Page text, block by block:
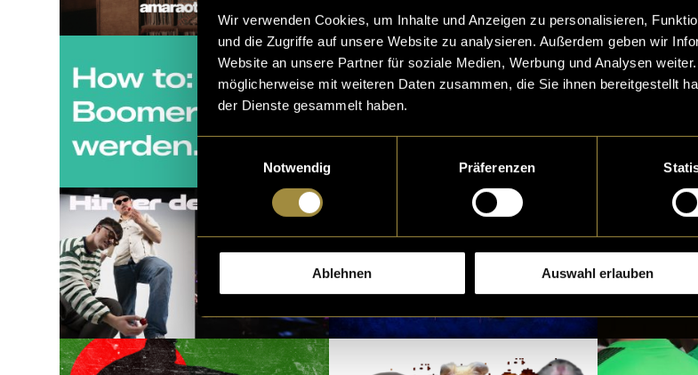
Wir verwenden Cookies, um Inhalte und Anzeigen zu personalisieren,
und die Zugriffe auf unsere Website zu analysieren. Außerdem geben wir
Website an unsere Partner für soziale Medien, Werbung und Analysen
möglicherweise mit weiteren Daten zusammen, die Sie ihnen bereitgestellt
der Dienste gesammelt haben.
Notwendig
Präferenzen
Ablehnen Auswahl erlauben